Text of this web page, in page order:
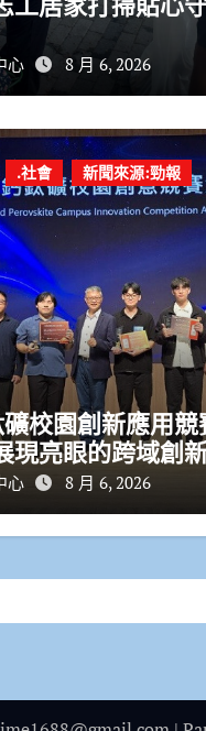
心 8 月 6, 2026
.社會 新聞來源:勁報
礦校園創新應用
現亮眼的跨域創
心 8 月 6, 2026